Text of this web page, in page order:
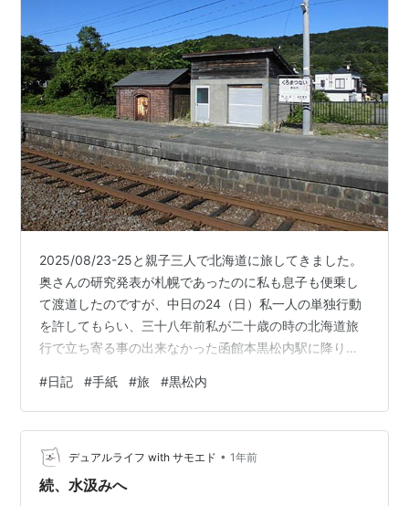
2025/08/23-25と親子三人で北海道に旅してきました。
奥さんの研究発表が札幌であったのに私も息子も便乗し
て渡道したのですが、中日の24（日）私一人の単独行動
を許してもらい、三十八年前私が二十歳の時の北海道旅
行で立ち寄る事の出来なかった函館本黒松内駅に降り立
生まれて数年でなくなってしまった寿都鉄道の跡を僅か
に探し、その後誰も居ない待合室で深く想って過ごしま
した。待つ時間が長いとは全然感じませんでした。自分
の書いた小説を読み、其処（そこ）で私は泣いてばかり
でした。 私は深い悩みを抱えてのこの駅の訪問でした。
#日記 #手紙 #旅 #黒松内
デュアルライフ with サモエド • 1年前
続、水汲みへ